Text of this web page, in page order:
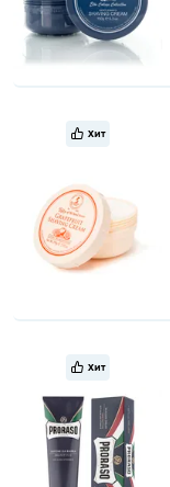
Хит
Хит